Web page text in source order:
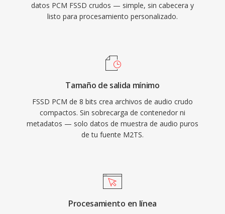
datos PCM FSSD crudos — simple, sin cabecera y
listo para procesamiento personalizado.
Tamaño de salida mínimo
FSSD PCM de 8 bits crea archivos de audio crudo
compactos. Sin sobrecarga de contenedor ni
metadatos — solo datos de muestra de audio puros
de tu fuente M2TS.
Procesamiento en línea